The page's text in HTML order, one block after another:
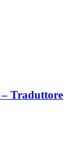
– Traduttore